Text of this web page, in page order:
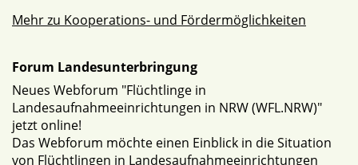
Mehr zu Kooperations- und Fördermöglichkeiten
Forum Landesunterbringung
Neues Webforum "Flüchtlinge in
Landesaufnahmeeinrichtungen in NRW (WFL.NRW)"
jetzt online!
Das Webforum möchte einen Einblick in die Situation
von Flüchtlingen in Landesaufnahmeeinrichtungen